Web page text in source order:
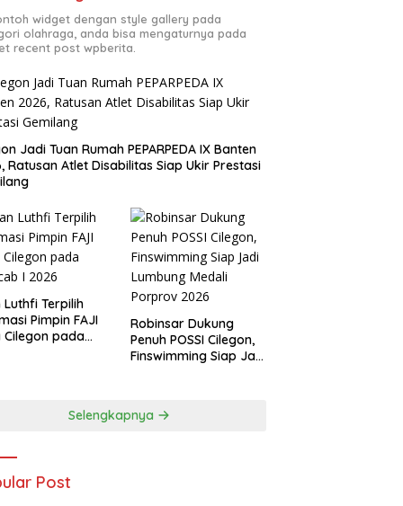
widget dengan style gallery pada
olahraga, anda bisa mengaturnya pada
recent post wpberita.
Jadi Tuan Rumah PEPARPEDA IX Banten
Ratusan Atlet Disabilitas Siap Ukir Prestasi
Terpilih
Pimpin FAJI
Cilegon pada
Robinsar Dukung
Penuh POSSI Cilegon,
Finswimming Siap Jadi
Selengkapnya
Post